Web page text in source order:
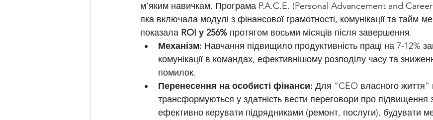
м'яким навичкам. Програма P.A.C.E. (Personal Advancement and
яка включала модулі з фінансової грамотності, комунікації та тайм-
показала ROI у 256% протягом восьми місяців після завершення.
Механізм: Навчання підвищило продуктивність праці на 7-12%
комунікації в командах, ефективнішому розподілу часу та
помилок.
Перенесення на особисті фінанси: Для "CEO власного життя"
трансформуються у здатність вести переговори про підвищення
ефективно керувати підрядниками (ремонт, послуги), будувати